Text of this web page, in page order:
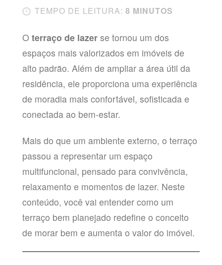
TEMPO DE LEITURA: 8 MINUTOS
O terraço de lazerse tornou um dos
espaços mais valorizados em imóveis de
alto padrão. Além de ampliar a área útil da
residência, ele proporciona uma experiência
de moradia mais confortável, sofisticada e
conectada ao bem-estar.
Mais do que um ambiente externo, o terraço
passou a representar um espaço
multifuncional, pensado para convivência,
relaxamento e momentos de lazer. Neste
conteúdo, você vai entender como um
terraço bem planejado redefine o conceito
de morar bem e aumenta o valor do imóvel.